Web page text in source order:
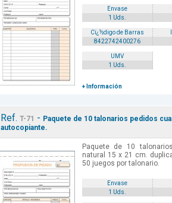
Envase
1 Uds.
Cï¿½digo de Barras
8422742400276
UMV
1 Uds.
+ Información
Ref. T-71 - Paquete de 10 talonarios pedidos
autocopiante.
Paquete de 10
natural 15 x 21 cm.
50 juegos por talonario.
Envase
1 Uds.